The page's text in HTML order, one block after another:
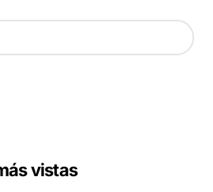
vistas